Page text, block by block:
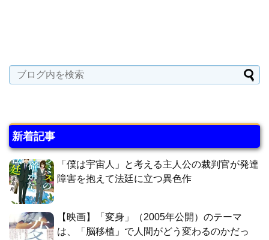
新着記事
「僕は宇宙人」と考える主人公の裁判官が発達
障害を抱えて法廷に立つ異色作
【映画】「変身」（2005年公開）のテーマ
は、「脳移植」で人間がどう変わるのかだっ